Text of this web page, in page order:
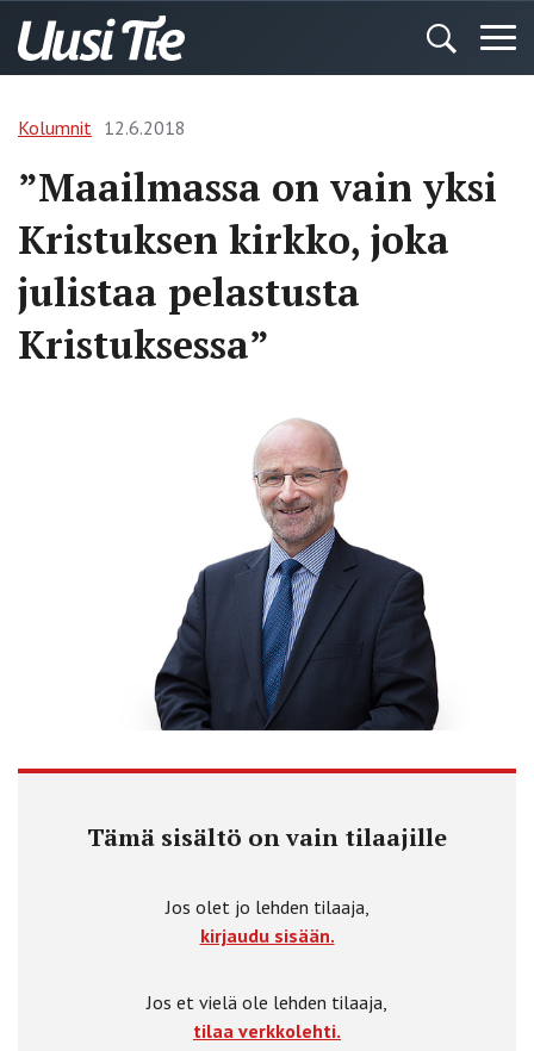
Kolumnit 12.6.2018
”Maailmassa on vain yksi
Kristuksen kirkko, joka
julistaa pelastusta
Kristuksessa”
Tämä sisältö on vain tilaajille
Jos olet jo lehden tilaaja,
kirjaudu sisään.
Jos et vielä ole lehden tilaaja,
tilaa verkkolehti.